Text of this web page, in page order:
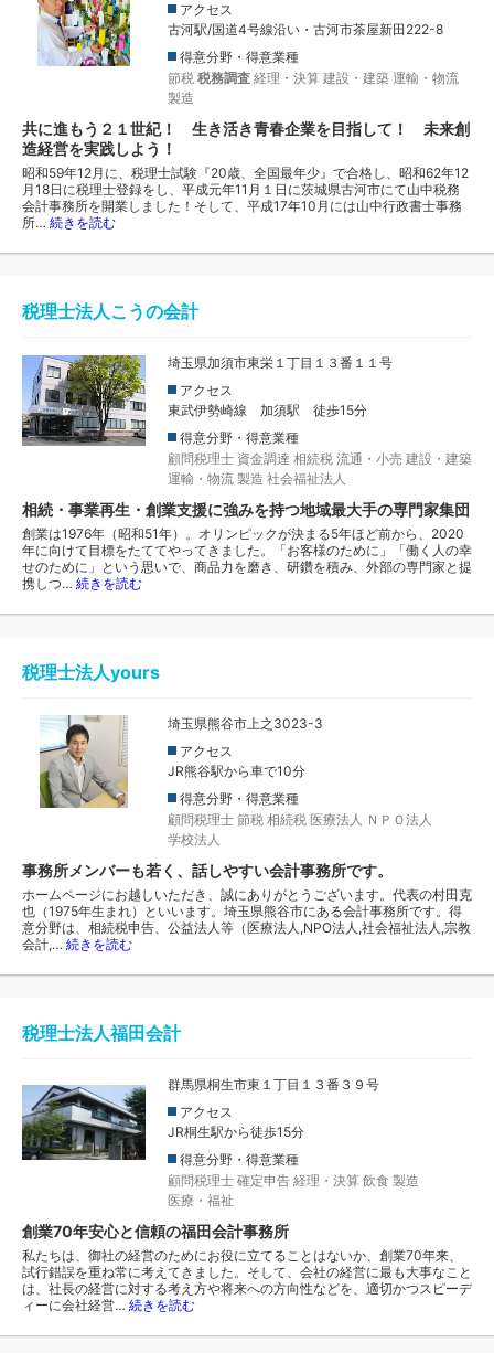
アクセス
古河駅/国道4号線沿い・古河市茶屋新田222-8
得意分野・得意業種
節税 税務調査 経理・決算 建設・建築 運輸・物流
製造
共に進もう２１世紀！ 生き活き青春企業を目指して！ 未来創
造経営を実践しよう！
昭和59年12月に、税理士試験『20歳、全国最年少』で合格し、昭和62年12
月18日に税理士登録をし、平成元年11月１日に茨城県古河市にて山中税務
会計事務所を開業しました！そして、平成17年10月には山中行政書士事務
所… 続きを読む
税理士法人こうの会計
埼玉県加須市東栄１丁目１３番１１号
アクセス
東武伊勢崎線 加須駅 徒歩15分
得意分野・得意業種
顧問税理士 資金調達 相続税 流通・小売 建設・建築
運輸・物流 製造 社会福祉法人
相続・事業再生・創業支援に強みを持つ地域最大手の専門家集団
創業は1976年（昭和51年）。オリンピックが決まる5年ほど前から、2020
年に向けて目標をたててやってきました。「お客様のために」「働く人の幸
せのために」という思いで、商品力を磨き、研鑽を積み、外部の専門家と提
携しつ… 続きを読む
税理士法人yours
埼玉県熊谷市上之3023-3
アクセス
JR熊谷駅から車で10分
得意分野・得意業種
顧問税理士 節税 相続税 医療法人 ＮＰＯ法人
学校法人
事務所メンバーも若く、話しやすい会計事務所です。
ホームページにお越しいただき、誠にありがとうございます。代表の村田克
也（1975年生まれ）といいます。埼玉県熊谷市にある会計事務所です。得
意分野は、相続税申告、公益法人等（医療法人,NPO法人,社会福祉法人,宗教
会計,… 続きを読む
税理士法人福田会計
群馬県桐生市東１丁目１３番３９号
アクセス
JR桐生駅から徒歩15分
得意分野・得意業種
顧問税理士 確定申告 経理・決算 飲食 製造
医療・福祉
創業70年安心と信頼の福田会計事務所
私たちは、御社の経営のためにお役に立てることはないか、創業70年来、
試行錯誤を重ね常に考えてきました。そして、会社の経営に最も大事なこと
は、社長の経営に対する考え方や将来への方向性などを、適切かつスピーデ
ィーに会社経営… 続きを読む